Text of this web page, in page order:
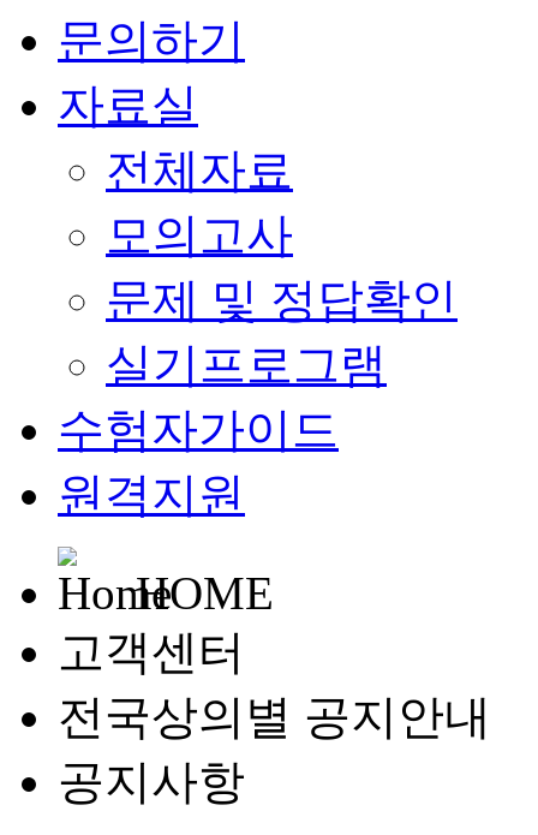
문의하기
자료실
전체자료
모의고사
문제 및 정답확인
실기프로그램
수험자가이드
원격지원
HOME
고객센터
전국상의별 공지안내
공지사항